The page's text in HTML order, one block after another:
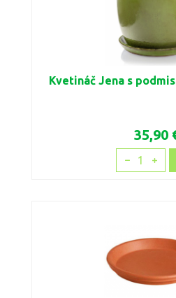
Kvetináč Jena s
35,90
1